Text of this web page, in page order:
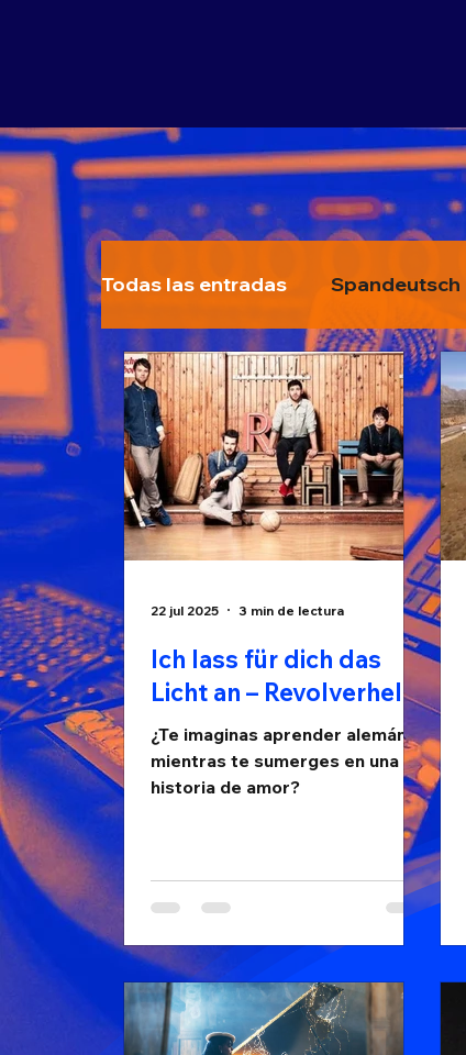
Todas las entradas Spandeutsch
Spandeutsch
Ich lass für dich das
Licht an – Revolverheld
¿Te imaginas aprender alemán
mientras te sumerges en una
historia de amor?
22 jul 2025 3 min de lectura